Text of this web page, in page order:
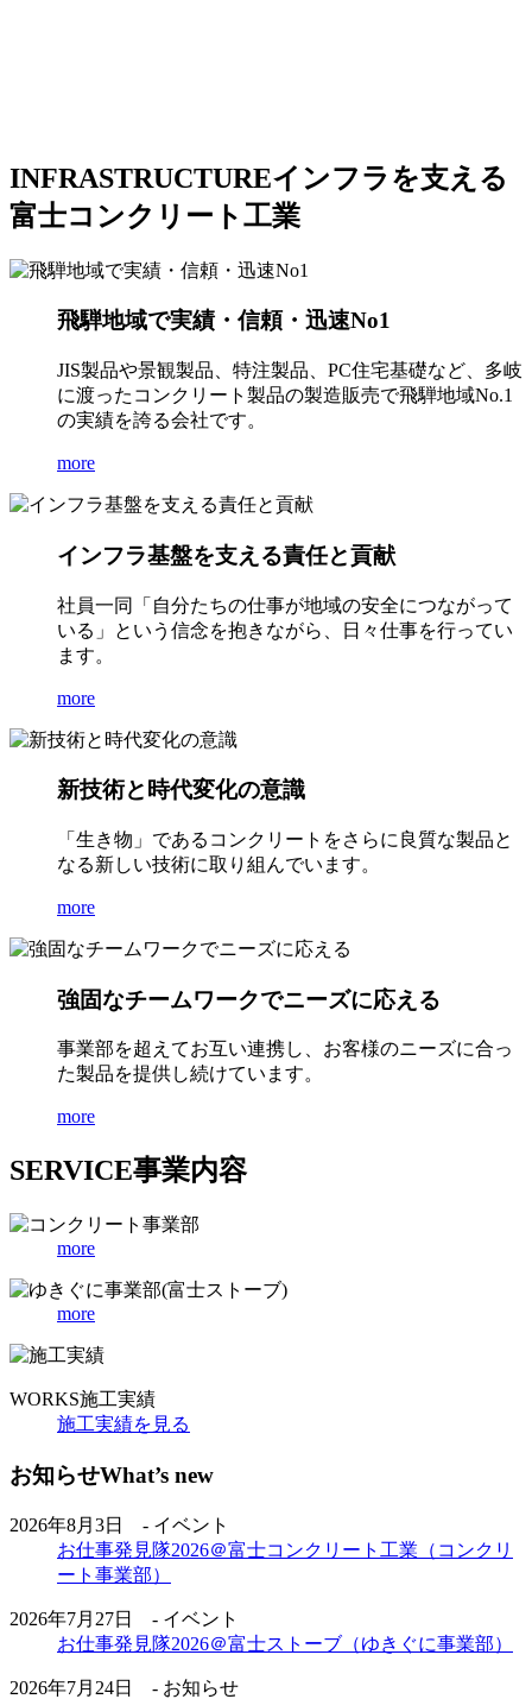
INFRASTRUCTUREインフラを支える
富士コンクリート工業
飛騨地域で実績・信頼・迅速No1
JIS製品や景観製品、特注製品、PC住宅基礎など、多岐
に渡ったコンクリート製品の製造販売で飛騨地域No.1
の実績を誇る会社です。
more
インフラ基盤を支える責任と貢献
社員一同「自分たちの仕事が地域の安全につながって
いる」という信念を抱きながら、日々仕事を行ってい
ます。
more
新技術と時代変化の意識
「生き物」であるコンクリートをさらに良質な製品と
なる新しい技術に取り組んでいます。
more
強固なチームワークでニーズに応える
事業部を超えてお互い連携し、お客様のニーズに合っ
た製品を提供し続けています。
more
SERVICE事業内容
more
more
WORKS施工実績
施工実績を見る
お知らせWhat’s new
2026年8月3日 - イベント
お仕事発見隊2026＠富士コンクリート工業（コンクリ
ート事業部）
2026年7月27日 - イベント
お仕事発見隊2026＠富士ストーブ（ゆきぐに事業部）
2026年7月24日 - お知らせ